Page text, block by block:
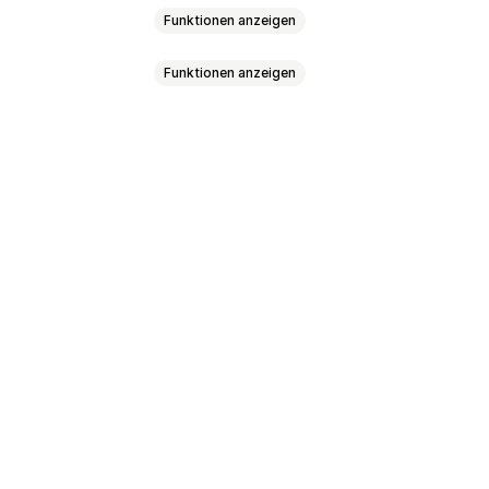
Funktionen anzeigen
Funktionen anzeigen